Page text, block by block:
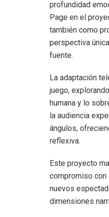
profundidad
Page en el
también como
perspectiva
fuente.
La adaptación
juego,
humana y lo
la audiencia
ángulos,
reflexiva.
Este proyecto
compromiso
nuevos
dimensiones